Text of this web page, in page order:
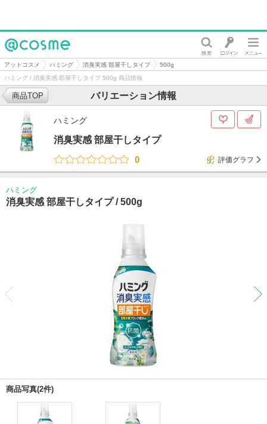
@cosme
アットコスメ ハミング 消臭実感 部屋干しタイプ
500g
ハミング / 消臭実感 部屋干しタイプ 500g 商品情報
バリエーション情報
商品TOP
ハミング
消臭実感 部屋干しタイプ
0
評価グラフ
ハミング
消臭実感 部屋干しタイプ /500g
商品写真(2件)